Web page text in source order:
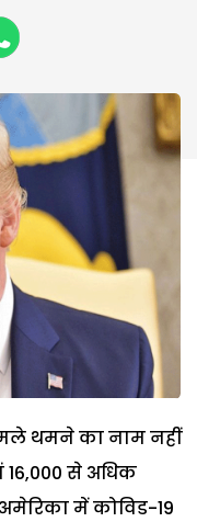
थमने का नाम नहीं
16,000 से अधिक
में कोविड-19